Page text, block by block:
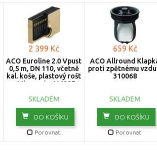
2 399 Kč
ACO Euroline 2.0 Vpust
0,5 m, DN 110, včetně
kal. koše, plastový rošt
s Microgrip 416327
SKLADEM
DO KOŠÍKU
Porovnat
659 Kč
ACO Allround
proti zpětnému
310068
SKLADEM
DO KOŠÍKU
Porovnat